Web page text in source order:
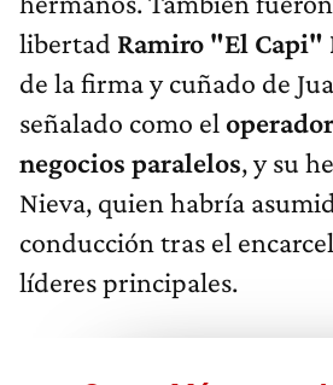
libertad Ramiro "El Capi"
de la firma y cuñado de
señalado como el
negocios paralelos, y su
Nieva, quien habría
conducción tras el
líderes principales.